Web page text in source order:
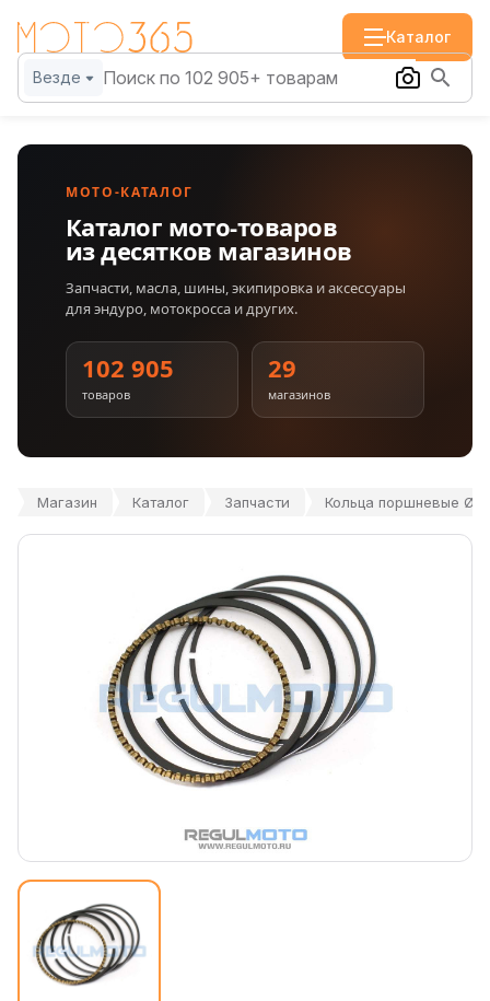
Каталог
Везде
МОТО-КАТАЛОГ
Каталог мото-товаров
из десятков магазинов
Запчасти, масла, шины, экипировка и аксессуары
для эндуро, мотокросса и других.
102 905
товаров
29
магазинов
Магазин Каталог Запчасти Кольца поршневые